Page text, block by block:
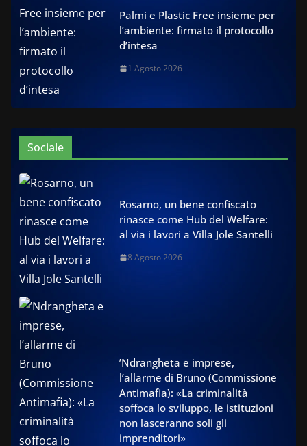
Palmi e Plastic Free insieme per
l’ambiente: firmato il protocollo
d’intesa
1 Agosto 2026
Sociale
Rosarno, un bene confiscato
rinasce come Hub del Welfare:
al via i lavori a Villa Jole Santelli
8 Agosto 2026
’Ndrangheta e imprese,
l’allarme di Bruno (Commissione
Antimafia): «La criminalità
soffoca lo sviluppo, le istituzioni
non lasceranno soli gli
imprenditori»